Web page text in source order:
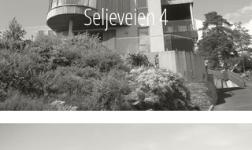
Seljeveien 4